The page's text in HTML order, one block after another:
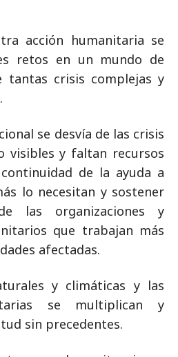
acción humanitaria se
retos en un mundo de
tantas crisis complejas y
se desvía de las crisis
visibles y faltan recursos
de la ayuda a
lo necesitan y sostener
las organizaciones y
que trabajan más
afectadas.
y climáticas y las
se multiplican y
sin precedentes.